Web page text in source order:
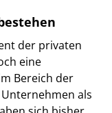
der privaten
eine
Bereich der
als